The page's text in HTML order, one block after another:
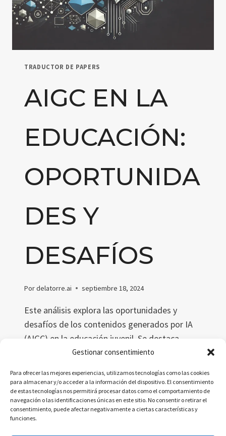
Gestionar consentimiento
Para ofrecer las mejores experiencias, utilizamos tecnologías como las cookies
para almacenar y/o acceder a la información del dispositivo. El consentimiento
de estas tecnologías nos permitirá procesar datos como el comportamiento de
navegación o las identificaciones únicas en este sitio. No consentir o retirar el
consentimiento, puede afectar negativamente a ciertas características y
funciones.
TRADUCTOR DE PAPERS
AIGC EN LA
EDUCACIÓN:
OPORTUNIDA
DES Y
DESAFÍOS
Pordelatorre.ai septiembre 18, 2024
Este análisis explora las oportunidades y
desafíos de los contenidos generados por IA
(AIGC) en la educación juvenil. Se destaca
cómo AIGC personaliza el aprendizaje y mejora
riesgos como la desinformación, sesgos
algorítmicos y la dependencia tecnológica.
LEER MÁS